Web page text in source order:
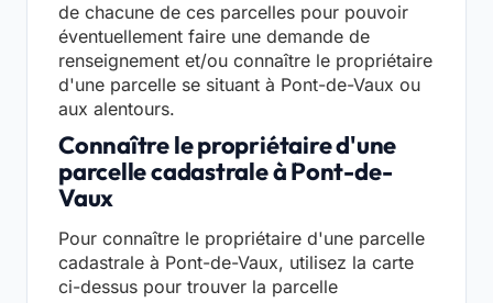
de chacune de ces parcelles pour pouvoir
éventuellement faire une demande de
renseignement et/ou connaître le propriétaire
d'une parcelle se situant à Pont-de-Vaux ou
aux alentours.
Connaître le propriétaire d'une
parcelle cadastrale à Pont-de-
Vaux
Pour connaître le propriétaire d'une parcelle
cadastrale à Pont-de-Vaux, utilisez la carte
ci-dessus pour trouver la parcelle